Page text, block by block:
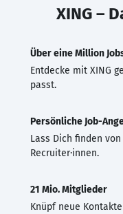
XING –
Über eine Million
Entdecke mit XING
passt.
Persönliche Job-
Lass Dich finden
Recruiter·innen.
21 Mio. Mitglieder
Knüpf neue